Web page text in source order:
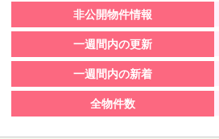
非公開物件情報
一週間内の更新
一週間内の新着
全物件数